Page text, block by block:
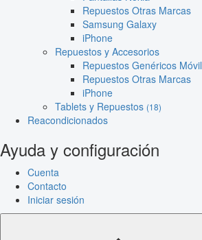
Repuestos Otras Marcas
Samsung Galaxy
iPhone
Repuestos y Accesorios
Repuestos Genéricos Móvil
Repuestos Otras Marcas
iPhone
Tablets y Repuestos (18)
Reacondicionados
Ayuda y configuración
Cuenta
Contacto
Iniciar sesión